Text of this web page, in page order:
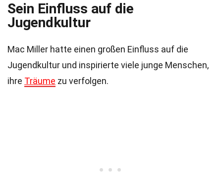
Sein Einfluss auf die
Jugendkultur
Mac Miller hatte einen großen Einfluss auf die
Jugendkultur und inspirierte viele junge Menschen,
ihre Träume zu verfolgen.